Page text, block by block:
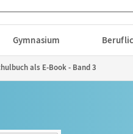
Gymnasium
als E-Book - Band 3